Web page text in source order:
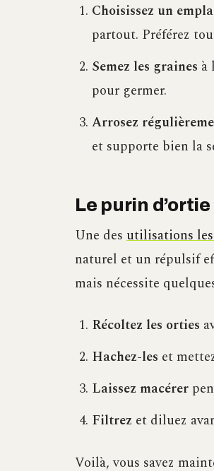
Choisissez un
partout. Préférez
Semez les graines à
pour germer.
Arrosez
et supporte bien la
Le purin
Une des utilisations
naturel et un répulsif
mais nécessite
Récoltez les orties
Hachez-les et
Laissez macérer
Filtrez et diluez
Voilà, vous savez